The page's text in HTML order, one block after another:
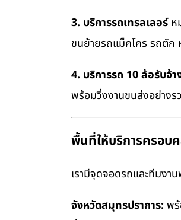
3. บริการรถเทรลเลอร์ห
ขนย้ายรถแม็คโคร รถตัก
4. บริการรถ 10 ล้อรับจ้า
พร้อมวิ่งงานขนส่งอย่างร
พื้นที่ให้บริการครอบ
เรามีจุดจอดรถและทีมงา
จังหวัดสมุทรปราการ: พร้